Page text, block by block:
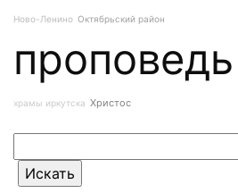
Ново-Ленино Октябрьский район
проповедь
храмы иркутска Христос